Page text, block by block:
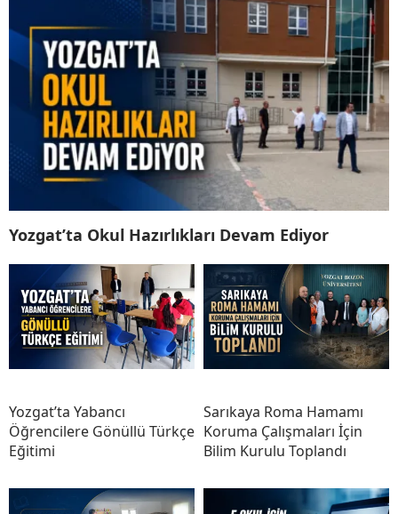
Yozgat’ta Okul Hazırlıkları Devam Ediyor
Yozgat’ta Yabancı
Öğrencilere Gönüllü Türkçe
Eğitimi
Sarıkaya Roma Hamamı
Koruma Çalışmaları İçin
Bilim Kurulu Toplandı